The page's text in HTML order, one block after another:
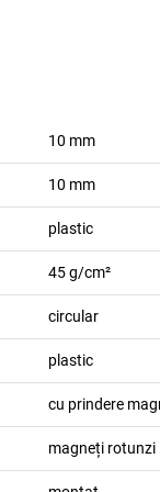
10 mm
10 mm
plastic
45g/cm²
circular
plastic
cu prindere
magneți rotunzi